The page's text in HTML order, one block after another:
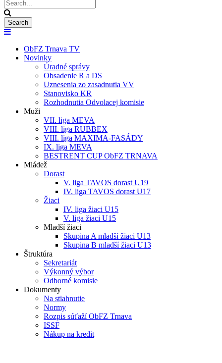
ObFZ Trnava TV
Novinky
Úradné správy
Obsadenie R a DS
Uznesenia zo zasadnutia VV
Stanovisko KR
Rozhodnutia Odvolacej komisie
Muži
VII. liga MEVA
VIII. liga RUBBEX
VIII. liga MAXIMA-FASÁDY
IX. liga MEVA
BESTRENT CUP ObFZ TRNAVA
Mládež
Dorast
V. liga TAVOS dorast U19
IV. liga TAVOS dorast U17
Žiaci
IV. liga žiaci U15
V. liga žiaci U15
Mladší žiaci
Skupina A mladší žiaci U13
Skupina B mladší žiaci U13
Štruktúra
Sekretariát
Výkonný výbor
Odborné komisie
Dokumenty
Na stiahnutie
Normy
Rozpis súťaží ObFZ Trnava
ISSF
Nákup na kredit